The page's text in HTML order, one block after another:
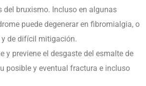
del bruxismo. Incluso en algunas
puede degenerar en fibromialgia, o
de difícil mitigación.
y previene el desgaste del esmalte de
posible y eventual fractura e incluso